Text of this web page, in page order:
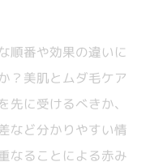
順番や効果の違いに
？美肌とムダ毛ケア
に受けるべきか、
など分かりやすい情
なることによる赤み